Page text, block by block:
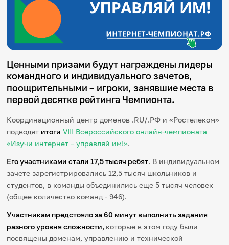
Игры и тренажеры
Игра «Знания»
Знания в тестах
Викторина
Словарь
Настолка
Памятки
Комиксы
Стихи
Школа наставников
IT-урок
Секреты кода
Незрячим
English
Регистрация
Задать вопрос
Ценными призами будут награждены лидеры
командного и индивидуального зачетов,
поощрительными – игроки, занявшие места в
первой десятке рейтинга Чемпионта.
Координационный центр доменов .RU/.РФ и «Ростелеком»
подводят итоги VIII Всероссийского онлайн-чемпионата
«Изучи интернет – управляй им!».
Его участниками стали 17,5 тысяч ребят. В индивидуальном
зачете зарегистрировались 12,5 тысяч школьников и
студентов, в команды объединились еще 5 тысяч человек
(общее количество команд - 946).
Участникам предстояло за 60 минут выполнить задания
разного уровня сложности, которые в этом году были
посвящены доменам, управлению и технической